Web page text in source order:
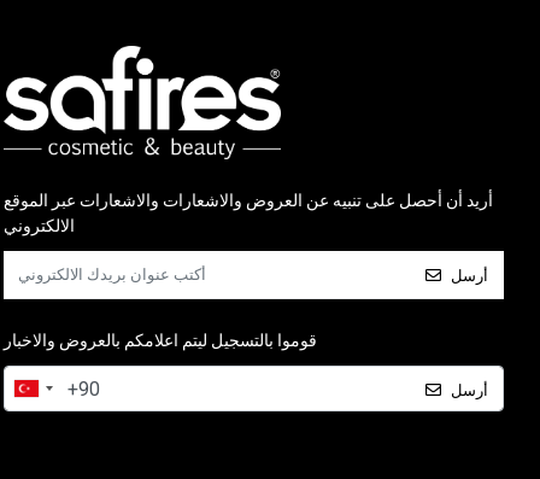
أريد أن أحصل على تنبيه عن العروض والاشعارات والاشعارات عبر الموقع
الالكتروني
أرسل
قوموا بالتسجيل ليتم اعلامكم بالعروض والاخبار
أرسل